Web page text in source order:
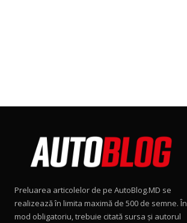
Preluarea articolelor de pe AutoBlog.MD se
realizează în limita maximă de 500 de semne. În
mod obligatoriu, trebuie citată sursa și autorul